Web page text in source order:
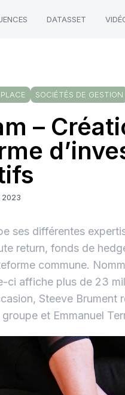
DATASSET
SOCIÉTÉS DE GESTION
–
ses différentes
return, fonds de
commune.
ci affiche plus de 23
Steeve
et Emmanuel